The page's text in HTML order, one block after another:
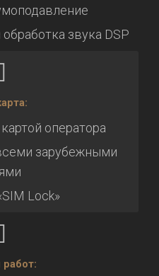
звука DSP
оператора
зарубежными
Lock»